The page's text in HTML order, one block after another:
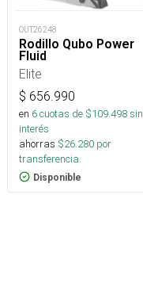
OUT26248
Rodillo Qubo Power
Fluid
Elite
$ 656.990
en 6cuotas de $109.498sin
interés
ahorras $26.280 por
transferencia.
Disponible